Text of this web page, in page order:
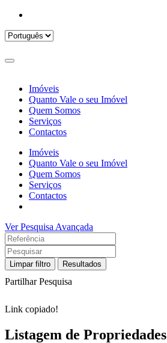
Imóveis
Quanto Vale o seu Imóvel
Quem Somos
Serviços
Contactos
Imóveis
Quanto Vale o seu Imóvel
Quem Somos
Serviços
Contactos
Ver Pesquisa Avançada
Limpar filtro Resultados
Partilhar Pesquisa
Link copiado!
Listagem de Propriedades